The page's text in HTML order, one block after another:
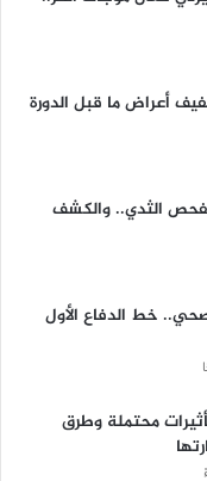
أعراض ما قبل الدورة
الثدي.. والكشف
خط الدفاع الأول
والبشرة.. 5 تأثيرات محتملة وطرق